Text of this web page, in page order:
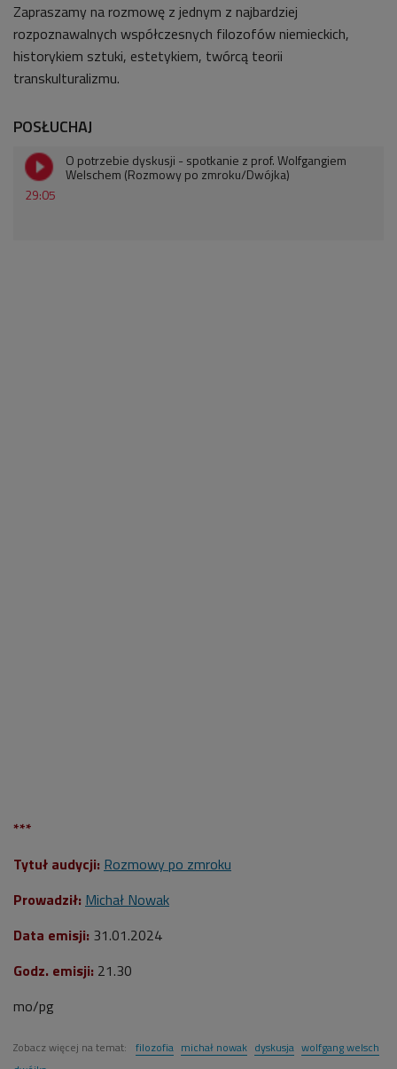
Zapraszamy na rozmowę z jednym z najbardziej
rozpoznawalnych współczesnych filozofów niemieckich,
historykiem sztuki, estetykiem, twórcą teorii
transkulturalizmu.
POSŁUCHAJ
29:05
O potrzebie dyskusji - spotkanie z prof. Wolfgangiem
Welschem (Rozmowy po zmroku/Dwójka)
***
Tytuł audycji: Rozmowy po zmroku
Prowadził: Michał Nowak
Data emisji: 31.01.2024
Godz. emisji: 21.30
mo/pg
Zobacz więcej na temat: filozofia michał nowak dyskusja wolfgang welsch